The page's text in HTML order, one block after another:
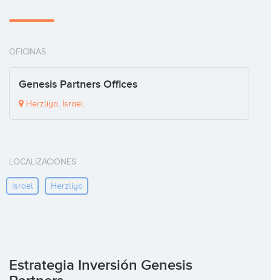
OFICINAS
Genesis Partners Offices
Herzliya, Israel
LOCALIZACIONES
Israel Herzliya
Estrategia Inversión Genesis